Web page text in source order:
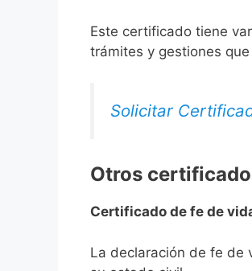
Este certificado tiene
trámites y gestiones
Solicitar
Otros
Certificado de fe de
La declaración de fe de